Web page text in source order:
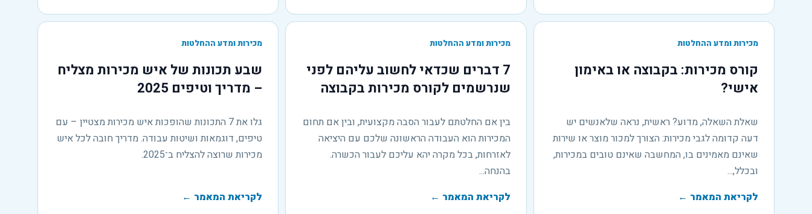
מכירות ומדע ההחלטות
קורס מכירות: בקבוצה או באימון
אישי?
שאלת השאלה, מדוע? ראשית, נראה שלאנשים יש
דעה קדומה לגבי מכירות: הצורך למכור מוצר או שירות
שאינם מאמינים בו, המחשבה שאינם טובים במכירות,
ובכלל,...
לקריאת המאמר ←
מכירות ומדע ההחלטות
7 דברים שכדאי לחשוב עליהם לפני
שנרשמים לקורס מכירות בקבוצה
בין אם החלטתם לעבור הסבה מקצועית, ובין אם תחום
המכירות הוא העבודה הראשונה שלכם עם היציאה
לאזרחות, בכל מקרה יהא עליכם לעבור הכשרה.
בהנחה...
לקריאת המאמר ←
מכירות ומדע ההחלטות
שבע תכונות של איש מכירות מצליח
– מדריך וטיפים 2025
גלו את 7 התכונות שהופכות איש מכירות מצטיין – עם
טיפים, דוגמאות ושיטות עבודה. מדריך חובה לכל איש
מכירות שרוצה להצליח ב־2025.
לקריאת המאמר ←